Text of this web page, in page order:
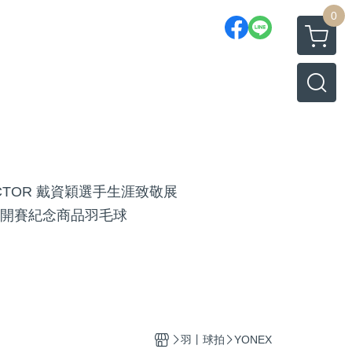
0
戴資穎選手生涯致敬展
賽紀念商品羽毛球
羽丨球拍 YONEX